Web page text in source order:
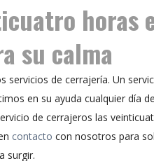
horas
su calma
servicios de cerrajería. Un
en su ayuda cualquier día
de cerrajeros las
contacto con nosotros para
surgir.